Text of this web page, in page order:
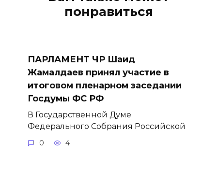
понравиться
ПАРЛАМЕНТ ЧР Шаид
Жамалдаев принял участие в
итоговом пленарном заседании
Госдумы ФС РФ
В Государственной Думе
Федерального Собрания Российской
0 4